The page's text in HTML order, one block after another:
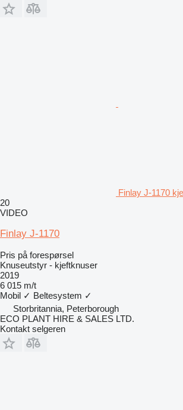
Finlay J-1170
20
VIDEO
Finlay J-1170
Pris på forespørsel
Knuseutstyr - kjeftknuser
2019
6 015 m/t
Mobil ✓ Beltesystem ✓
Storbritannia, Peterborough
ECO PLANT HIRE & SALES LTD.
Kontakt selgeren